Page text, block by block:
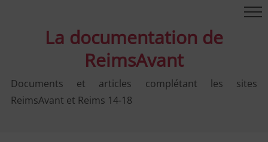
La documentation de
ReimsAvant
Documents et articles complétant les sites
ReimsAvant et Reims 14-18